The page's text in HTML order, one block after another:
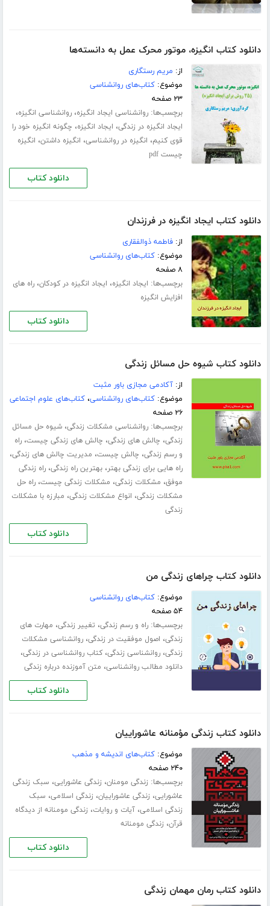
دانلود کتاب انگیزه، موتور محرک عمل به دانسته‌ها
از: مریم رستگاری
موضوع:کتاب‌های روانشناسی
۲۳ صفحه
برچسب‌ها:روانشناسی ایجاد انگیزه،روانشناسی انگیزه،
ایجاد انگیزه در زندگی، ایجاد انگیزه، چگونه انگیزه خود را
قوی کنیم، انگیزه در روانشناسی، انگیزه داشتن، انگیزه
چیست pdf
دانلود کتاب
دانلود کتاب ایجاد انگیزه در فرزندان
از:فاطمه ذوالفقاری
موضوع:کتاب‌های روانشناسی
۸ صفحه
برچسب‌ها: ایجاد انگیزه، ایجاد انگیزه در کودکان،راه های
افزایش انگیزه
دانلود کتاب
دانلود کتاب شیوه حل مسائل زندگی
از:آکادمی مجازی باور مثبت
موضوع:کتاب‌های روانشناسی،کتاب‌های علوم اجتماعی
۲۶ صفحه
برچسب‌ها:روانشناسی مشکلات زندگی،شیوه حل مسائل
زندگی، چالش های زندگی، چالش های زندگی چیست،راه
و رسم زندگی، چالش چیست، مدیریت چالش های زندگی،
راه هایی برای زندگی بهتر،بهترین راه زندگی،راه زندگی
موفق، مشکلات زندگی، مشکلات زندگی چیست،راه حل
مشکلات زندگی، انواع مشکلات زندگی، مبارزه با مشکلات
زندگی
دانلود کتاب
دانلود کتاب چراهای زندگی من
موضوع:کتاب‌های روانشناسی
۵۴ صفحه
برچسب‌ها:راه و رسم زندگی، تغییر زندگی، مهارت های
زندگی، اصول موفقیت در زندگی،روانشناسی مشکلات
زندگی،روانشناسی زندگی،کتاب روانشناسی در زندگی،
دانلود مطالب روانشناسی، متن آموزنده درباره زندگی
دانلود کتاب
دانلود کتاب زندگی مؤمنانه عاشوراییان
موضوع:کتاب‌های اندیشه و مذهب
۲۴۰ صفحه
برچسب‌ها: زندگی مومنان، زندگی عاشورایی، سبک زندگی
عاشورایی، زندگی عاشوراییان، زندگی اسلامی، سبک
زندگی اسلامی،آیات و روایات، زندگی مومنانه از دیدگاه
قرآن، زندگی مومنانه
دانلود کتاب
دانلود کتاب رمان مهمان زندگی